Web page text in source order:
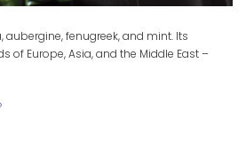
fenugreek, and mint. Its
of Europe, Asia, and the Middle East –